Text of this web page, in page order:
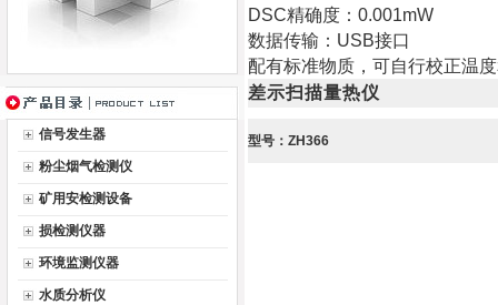
信号发生器
粉尘烟气检测仪
矿用安检测设备
损检测仪器
环境监测仪器
水质分析仪
DSC精确度：0.001mW
数据传输：USB接口
配有标准物质，可自行校正温
差示扫描量热仪
型号：ZH366